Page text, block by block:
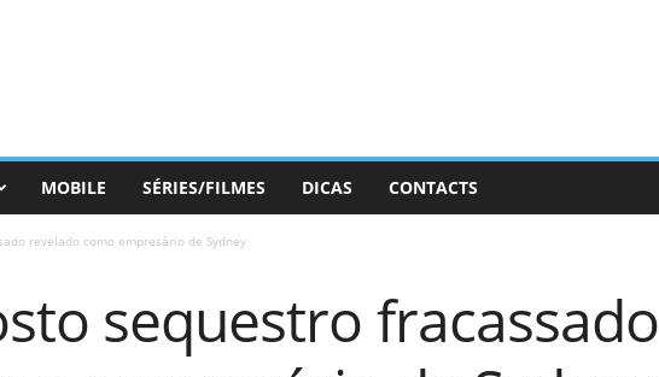
MOBILE SÉRIES/FILMES DICAS CONTACTS
revelado como empresário de Sydney
sequestro fracassado